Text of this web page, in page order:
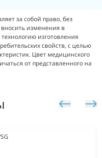
за собой право, без
изменения в
изготовления
свойств, с целью
Цвет медицинского
от представленного на